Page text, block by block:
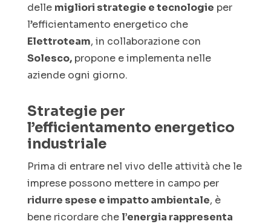
delle migliori strategie e tecnologie per
l’efficientamento energetico che
Elettroteam, in collaborazione con
Solesco,propone e implementa nelle
aziende ogni giorno.
Strategie per
l’efficientamento energetico
industriale
Prima di entrare nel vivo delle attività che le
imprese possono mettere in campo per
ridurre spese e impatto ambientale, è
bene ricordare che l’energia rappresenta